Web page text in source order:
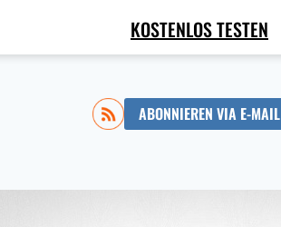
KOSTENLOS TESTEN
ABONNIEREN VIA E-MAIL